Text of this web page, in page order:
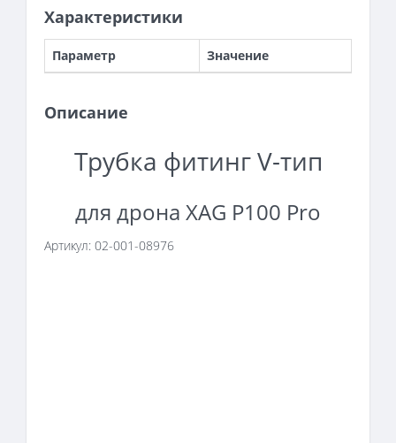
Характеристики
Параметр Значение
Описание
Трубка фитинг V-тип
для дрона XAG P100 Pro
Артикул: 02-001-08976